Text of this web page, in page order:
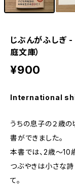
じぶんがふしぎ
庭文庫）
¥900
International
うちの息子の２歳
書ができました。
本書では、2歳〜10
つぶやきは小さな
て。